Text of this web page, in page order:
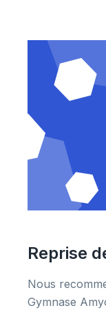
Reprise
Nous
Gymnase